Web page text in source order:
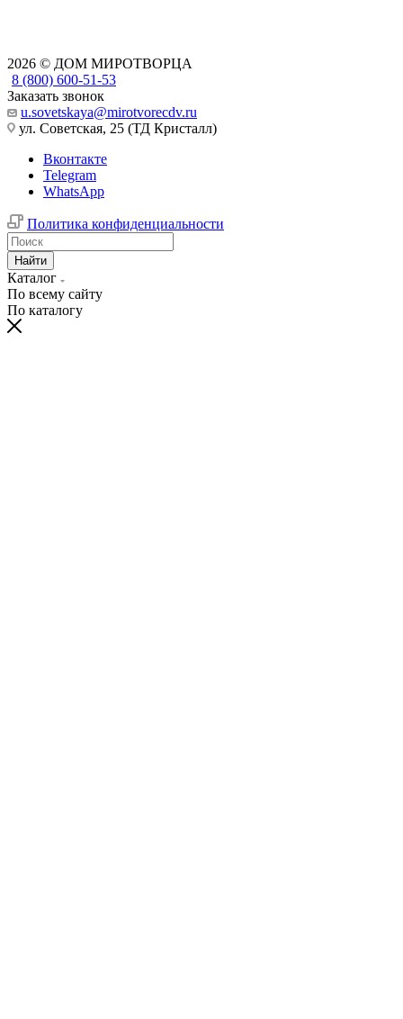
2026 © ДОМ МИРОТВОРЦА
8 (800) 600-51-53
Заказать звонок
u.sovetskaya@mirotvorecdv.ru
ул. Советская, 25 (ТД Кристалл)
Вконтакте
Telegram
WhatsApp
Политика конфиденциальности
Найти
Каталог
По всему сайту
По каталогу